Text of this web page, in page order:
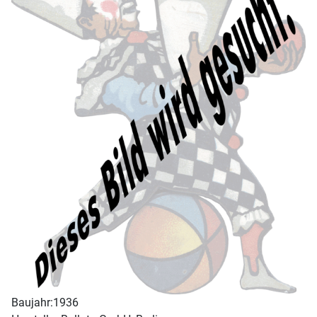
Baujahr:1936